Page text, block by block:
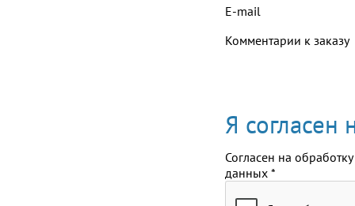
E-mail
Комментарии к заказу
Я согласен
Согласен на обработку
данных *